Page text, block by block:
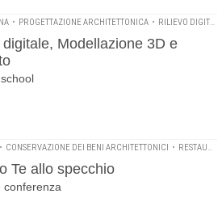
• PROGETTAZIONE ARCHITETTONICA • RILIEVO DIGITALE
digitale, Modellazione 3D e
• CONSERVAZIONE DEI BENI ARCHITETTONICI • RESTAURO
Te allo specchio
conferenza